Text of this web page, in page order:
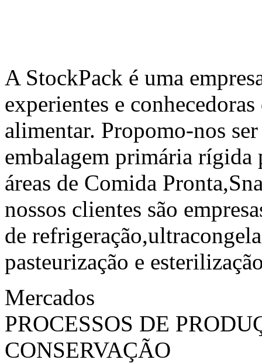
A StockPack é uma
experientes e
alimentar. Propomo-nos
embalagem primária rígida
áreas de Comida
nossos clientes são
de
pasteurização e
Mercados
PROCESSOS DE
CONSERVAÇÃO